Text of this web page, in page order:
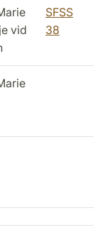
vid
SFSS
38